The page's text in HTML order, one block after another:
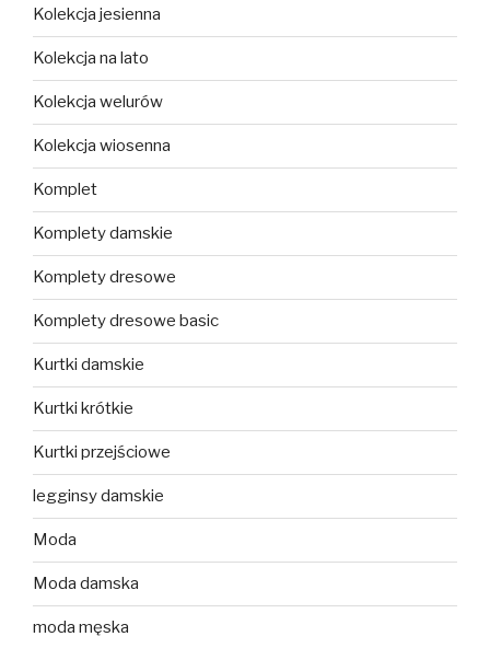
Kolekcja jesienna
Kolekcja na lato
Kolekcja welurów
Kolekcja wiosenna
Komplet
Komplety damskie
Komplety dresowe
Komplety dresowe basic
Kurtki damskie
Kurtki krótkie
Kurtki przejściowe
legginsy damskie
Moda
Moda damska
moda męska